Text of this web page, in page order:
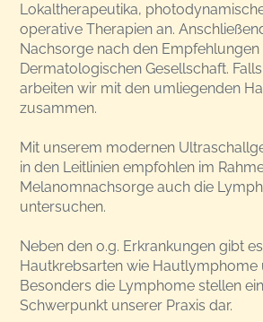
Lokaltherapeutika,
operative Therapien an.
Nachsorge nach den
Dermatologischen Gesellschaft.
arbeiten wir mit den umliegenden
zusammen.
Mit unserem modernen
in den Leitlinien empfohlen im
Melanomnachsorge auch die
untersuchen.
Neben den o.g. Erkrankungen gibt
Hautkrebsarten wie Hautlymphome
Besonders die Lymphome stellen
Schwerpunkt unserer Praxis dar.